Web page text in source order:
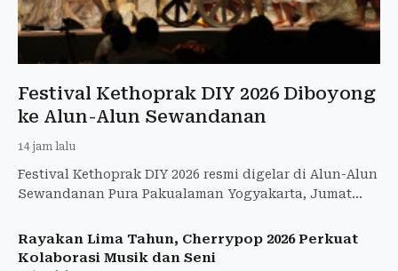
Festival Kethoprak DIY 2026 Diboyong
ke Alun-Alun Sewandanan
14 jam lalu
Festival Kethoprak DIY 2026 resmi digelar di Alun-Alun
Sewandanan Pura Pakualaman Yogyakarta, Jumat
Rayakan Lima Tahun, Cherrypop 2026 Perkuat
Kolaborasi Musik dan Seni